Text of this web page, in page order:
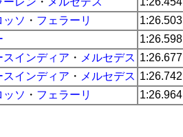
ッソ ・ フェラーリ 1:26.503
1:26.598
スインディア ・ メルセデス 1:26.677
スインディア ・ メルセデス 1:26.742
ッソ ・ フェラーリ 1:26.964